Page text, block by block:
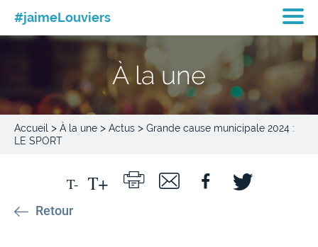
#jaimeLouviers
À la une
Accueil > À la une > Actus > Grande cause municipale 2024 :
LE SPORT
Retour